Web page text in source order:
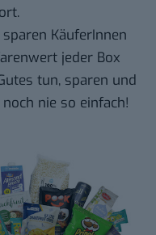
KäuferInnen
jeder Box
tun, sparen und
nie so einfach!